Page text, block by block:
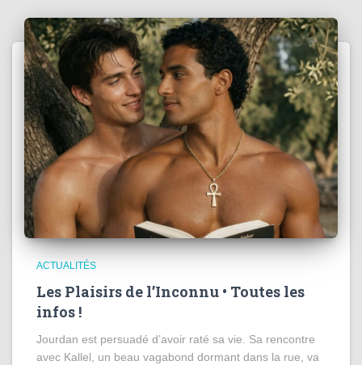
ACTUALITÉS
Les Plaisirs de l’Inconnu • Toutes les
infos !
Jourdan est persuadé d’avoir raté sa vie. Sa rencontre
avec Kallel, un beau vagabond dormant dans la rue, va